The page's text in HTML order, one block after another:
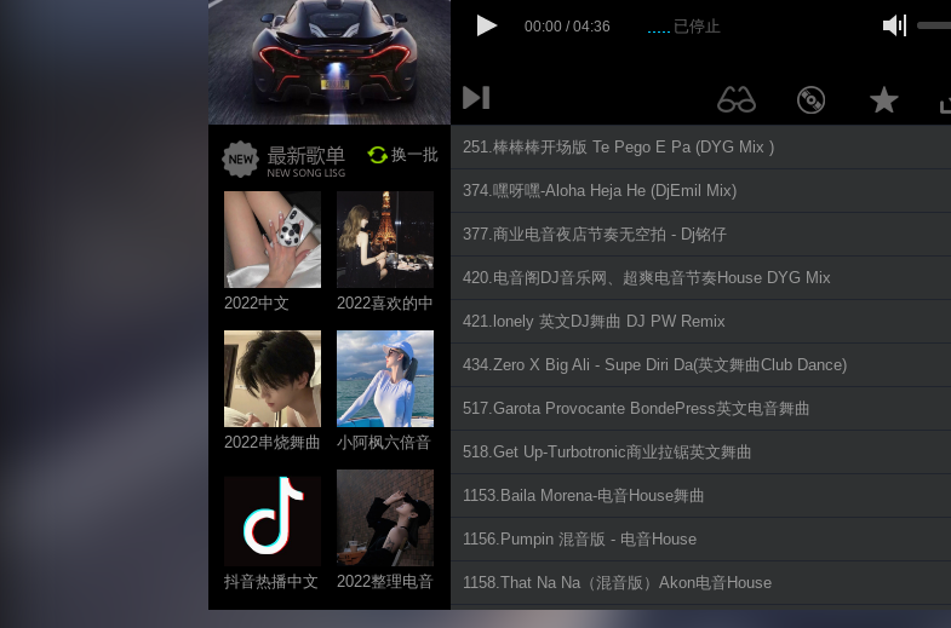
00:00 / 04:36 已停止
换一批
2022中文
ProgHouse歌
曲
2022喜欢的中
文DJ舞曲
2022串烧舞曲
小阿枫六倍音
质系列 车载
抖音热播中文
系列
2022整理电音
系列
251.棒棒棒开场版 Te Pego E Pa (DYG Mix )
374.嘿呀嘿-Aloha Heja He (DjEmil Mix)
377.商业电音夜店节奏无空拍 - Dj铭仔
420.电音阁DJ音乐网、超爽电音节奏House DYG Mix
421.lonely 英文DJ舞曲 DJ PW Remix
434.Zero X Big Ali - Supe Diri Da(英文舞曲Club Dance)
517.Garota Provocante BondePress英文电音舞曲
518.Get Up-Turbotronic商业拉锯英文舞曲
1153.Baila Morena-电音House舞曲
1156.Pumpin 混音版 - 电音House
1158.That Na Na（混音版）Akon电音House